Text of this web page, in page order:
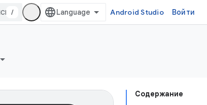
/ Android Studio Войти
Содержание